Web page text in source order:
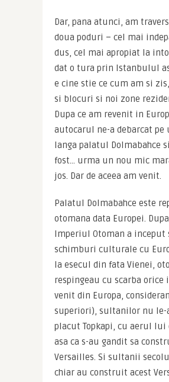
Dar, pana atunci, am
doua poduri – cel mai
dus, cel mai apropiat la
dat o tura prin Istanbulul
e cine stie ce cum am si
si blocuri si noi zone
Dupa ce am revenit in
autocarul ne-a debarcat pe
langa palatul Dolmabahce
fost… urma un nou mic
jos. Dar de aceea am venit.
Palatul Dolmabahce este
otomana data Europei.
Imperiul Otoman a inceput
schimburi culturale cu
la esecul din fata Vienei,
respingeau cu scarba orice
venit din Europa,
superiori), sultanilor nu le-
placut Topkapi, cu aerul lui
asa ca s-au gandit sa
Versailles. Si sultanii
chiar au construit acest